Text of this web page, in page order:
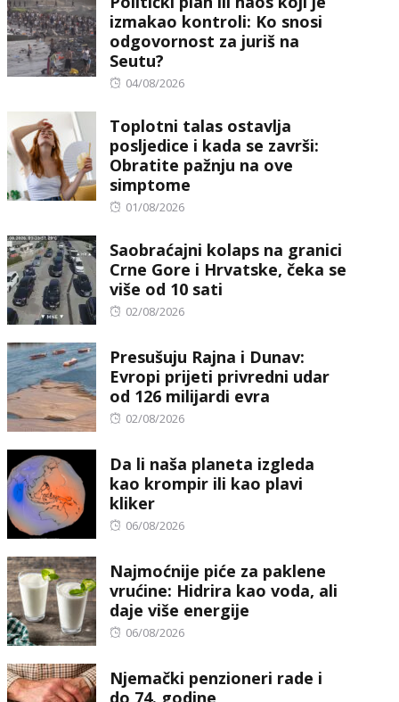
izmakao kontroli: Ko snosi
odgovornost za juriš na
Seutu?
Posted
04/08/2026
Toplotni talas ostavlja
posljedice i kada se završi:
Obratite pažnju na ove
simptome
Posted
01/08/2026
Saobraćajni kolaps na granici
Crne Gore i Hrvatske, čeka se
više od 10 sati
Posted
02/08/2026
Presušuju Rajna i Dunav:
Evropi prijeti privredni udar
od 126 milijardi evra
Posted
02/08/2026
Da li naša planeta izgleda
kao krompir ili kao plavi
kliker
Posted
06/08/2026
Najmoćnije piće za paklene
vrućine: Hidrira kao voda, ali
daje više energije
Posted
06/08/2026
Njemački penzioneri rade i
do 74. godine